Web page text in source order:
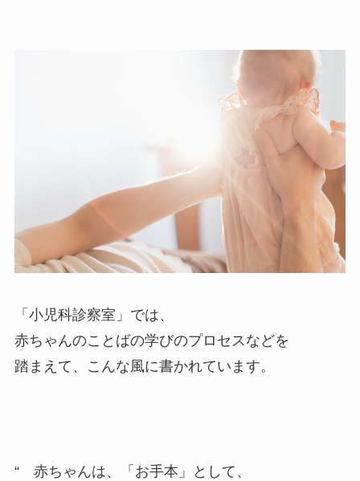
「小児科診察室」では、
赤ちゃんのことばの学びのプロセスなどを
踏まえて、こんな風に書かれています。
“ 赤ちゃんは、「お手本」として、